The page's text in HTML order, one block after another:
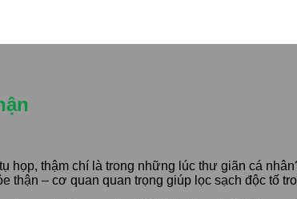
họp, thậm chí là trong những lúc thư giãn cá
thận – cơ quan quan trọng giúp lọc sạch độc tố